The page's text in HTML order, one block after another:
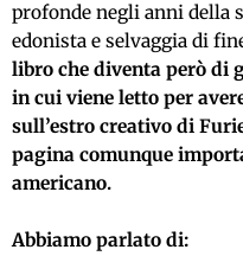
profonde negli anni della
edonista e selvaggia di
libro che diventa però di
in cui viene letto per
sull’estro creativo di
pagina comunque
americano.
Abbiamo parlato di: